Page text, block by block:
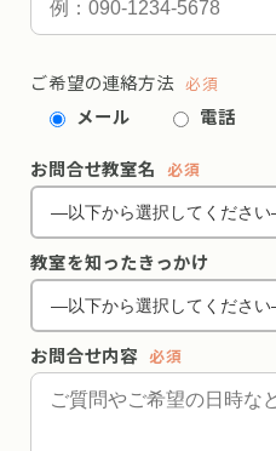
ご希望の連絡方法 必須
メール 電話
お問合せ教室名 必須
教室を知ったきっかけ
お問合せ内容 必須